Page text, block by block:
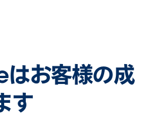
お客様の成
す